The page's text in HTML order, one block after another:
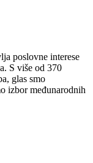
poslovne interese
S više od 370
glas smo
izbor međunarodnih